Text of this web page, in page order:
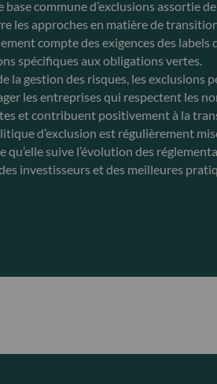
base commune d’exclusions assortie
les approches en matière de
compte des exigences des labels
spécifiques aux obligations vertes.
la gestion des risques, les exclusions
les entreprises qui respectent les
et contribuent positivement à la
d’exclusion est régulièrement
qu’elle suive l’évolution des
investisseurs et des meilleures